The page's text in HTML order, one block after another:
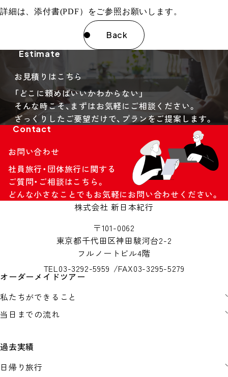
詳細は、添付書(PDF）をご参照お願いします。
Back
Estimate
お見積りはこちら
「どこに頼めばいいかわからない」
そんな時こそ、まずはお気軽にご相談ください。
ざっくりしたご要望だけで、プランをご提案します。
Contact
お問い合わせ
社員旅行・団体旅行に関する
ご質問・ご相談はこちら。
どんな小さなことでもお気軽にお問い合わせください。
株式会社 新日本紀行
〒101-0062
東京都千代田区神田駿河台2-2
フルノートビル4階
TEL03-3292-5959 FAX03-3295-5279
オーダーメイドツアー
私たちができること
当日までの流れ
過去実績
日帰り旅行